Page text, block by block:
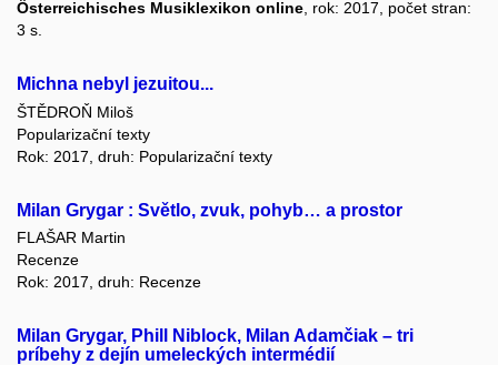
Österreichisches Musiklexikon online, rok: 2017, počet stran:
3 s.
Michna nebyl jezuitou...
ŠTĚDROŇ Miloš
Popularizační texty
Rok: 2017, druh: Popularizační texty
Milan Grygar : Světlo, zvuk, pohyb… a prostor
FLAŠAR Martin
Recenze
Rok: 2017, druh: Recenze
Milan Grygar, Phill Niblock, Milan Adamčiak – tri
príbehy z dejín umeleckých intermédií